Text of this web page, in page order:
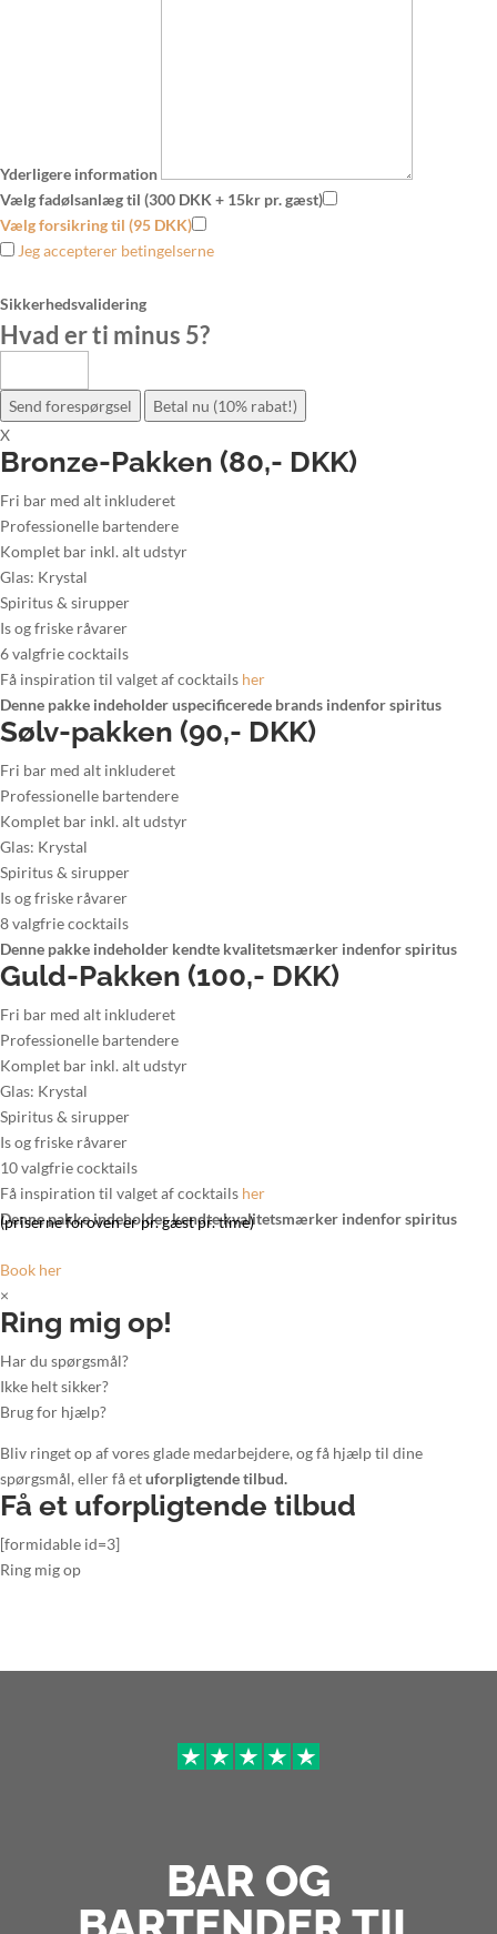
Yderligere information
Vælg fadølsanlæg til (300 DKK + 15kr pr. gæst)
Vælg forsikring til (95 DKK)
Jeg accepterer betingelserne
Sikkerhedsvalidering
Hvad er ti minus 5?
Send forespørgsel
Betal nu (10% rabat!)
X
Bronze-Pakken (80,- DKK)
Fri bar med alt inkluderet
Professionelle bartendere
Komplet bar inkl. alt udstyr
Glas: Krystal
Spiritus & sirupper
Is og friske råvarer
6 valgfrie cocktails
Få inspiration til valget af cocktails her
Denne pakke indeholder uspecificerede brands indenfor spiritus
Sølv-pakken (90,- DKK)
Fri bar med alt inkluderet
Professionelle bartendere
Komplet bar inkl. alt udstyr
Glas: Krystal
Spiritus & sirupper
Is og friske råvarer
8 valgfrie cocktails
Denne pakke indeholder kendte kvalitetsmærker indenfor spiritus
Guld-Pakken (100,- DKK)
Fri bar med alt inkluderet
Professionelle bartendere
Komplet bar inkl. alt udstyr
Glas: Krystal
Spiritus & sirupper
Is og friske råvarer
10 valgfrie cocktails
Få inspiration til valget af cocktails her
Denne pakke indeholder kendte kvalitetsmærker indenfor spiritus
(priserne foroven er pr. gæst pr. time)
Book her
×
Ring mig op!
Har du spørgsmål?
Ikke helt sikker?
Brug for hjælp?
Bliv ringet op af vores glade medarbejdere, og få hjælp til dine
spørgsmål, eller få etuforpligtende tilbud.
Få et uforpligtende tilbud
[formidable id=3]
Ring mig op
BAR OG